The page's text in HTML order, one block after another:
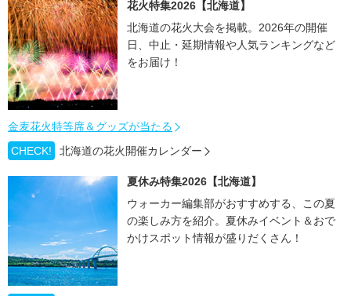
花火特集2026【北海道】
北海道の花火大会を掲載。2026年の開催
日、中止・延期情報や人気ランキングなど
をお届け！
金麦花火特等席＆グッズが当たる
CHECK!
北海道の花火開催カレンダー
夏休み特集2026【北海道】
ウォーカー編集部がおすすめする、この夏
の楽しみ方を紹介。夏休みイベント＆おで
かけスポット情報が盛りだくさん！